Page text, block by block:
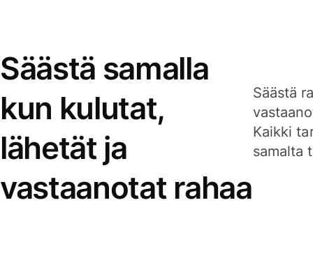
Säästä samalla
kun kulutat,
lähetät ja
vastaanotat rahaa
Säästä
Kaikki
samalta